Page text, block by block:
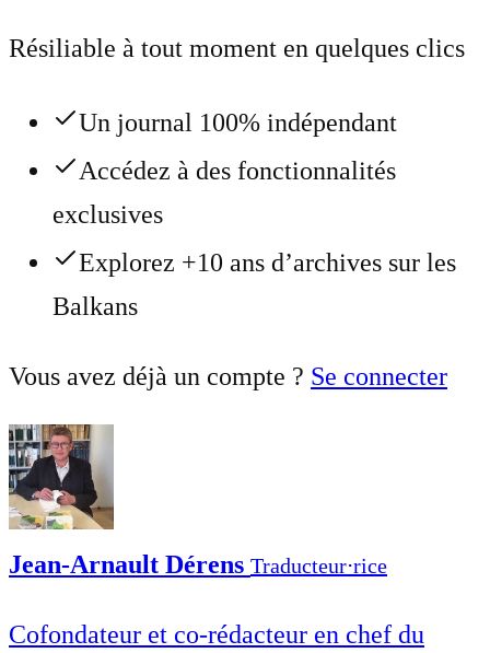
Résiliable à tout moment en quelques clics
Un journal 100% indépendant
Accédez à des fonctionnalités
exclusives
Explorez +10 ans d’archives sur les
Balkans
Vous avez déjà un compte ? Se connecter
Jean-Arnault Dérens Traducteur⋅rice
Cofondateur et co-rédacteur en chef du